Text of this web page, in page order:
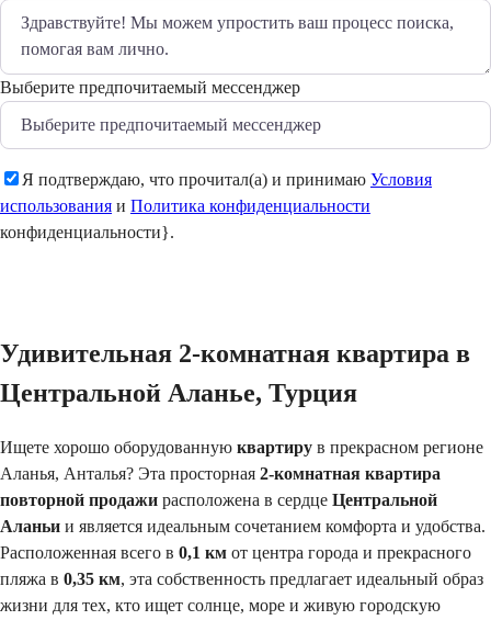
Выберите предпочитаемый мессенджер
Я подтверждаю, что прочитал(а) и принимаю Условия
использования и Политика конфиденциальности
конфиденциальности}.
Удивительная 2-комнатная квартира в
Центральной Аланье, Турция
Ищете хорошо оборудованную квартиру в прекрасном регионе
Аланья, Анталья? Эта просторная 2-комнатная квартира
повторной продажи расположена в сердце Центральной
Аланьи и является идеальным сочетанием комфорта и удобства.
Расположенная всего в 0,1 км от центра города и прекрасного
пляжа в 0,35 км, эта собственность предлагает идеальный образ
жизни для тех, кто ищет солнце, море и живую городскую